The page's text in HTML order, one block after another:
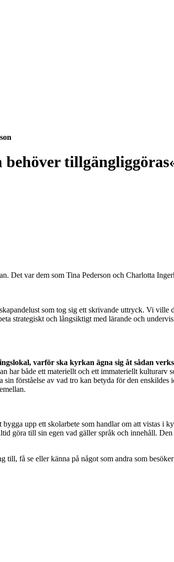
Det var dem som Tina Pederson och Charlotta
som tog sig ett skrivande uttryck. Vi ville
strategiskt och långsiktigt med lärande och
varför ska kyrkan ägna sig åt sådan
har både ett materiellt och ett immateriellt kulturarv
förståelse av vad tro kan betyda för den enskildes
upp ett skolarbete som handlar om att vistas i
göra till sin egen vad gäller språk och innehåll.
få se eller känna på något som andra som